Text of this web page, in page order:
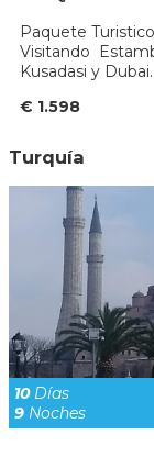
Paquete
Visitando
Kusadasi y
€ 1.598
Turquía
10Días
9 Noches